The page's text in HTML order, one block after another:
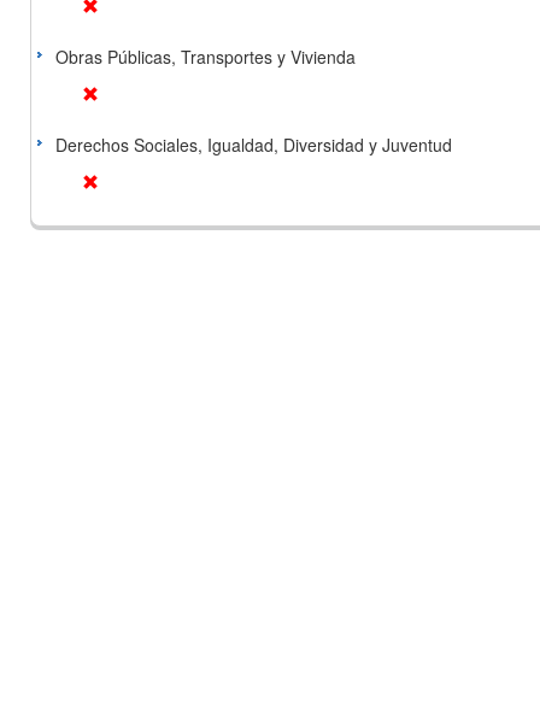
Obras Públicas, Transportes y Vivienda
Derechos Sociales, Igualdad, Diversidad y Juventud